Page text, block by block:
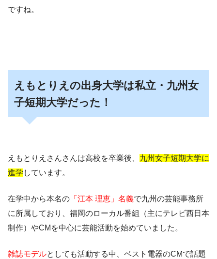
ですね。
えもとりえの出身大学は私立・九州女
子短期大学だった！
えもとりえさんさんは高校を卒業後、 九州女子短期大学に
進学 しています。
在学中から本名の 「江本 理恵」名義で九州の芸能事務所
に所属しており、福岡のローカル番組（主にテレビ西日本
制作）やCMを中心に芸能活動を始めていました。
雑誌モデルとしても活動する中、ベスト電器のCMで話題